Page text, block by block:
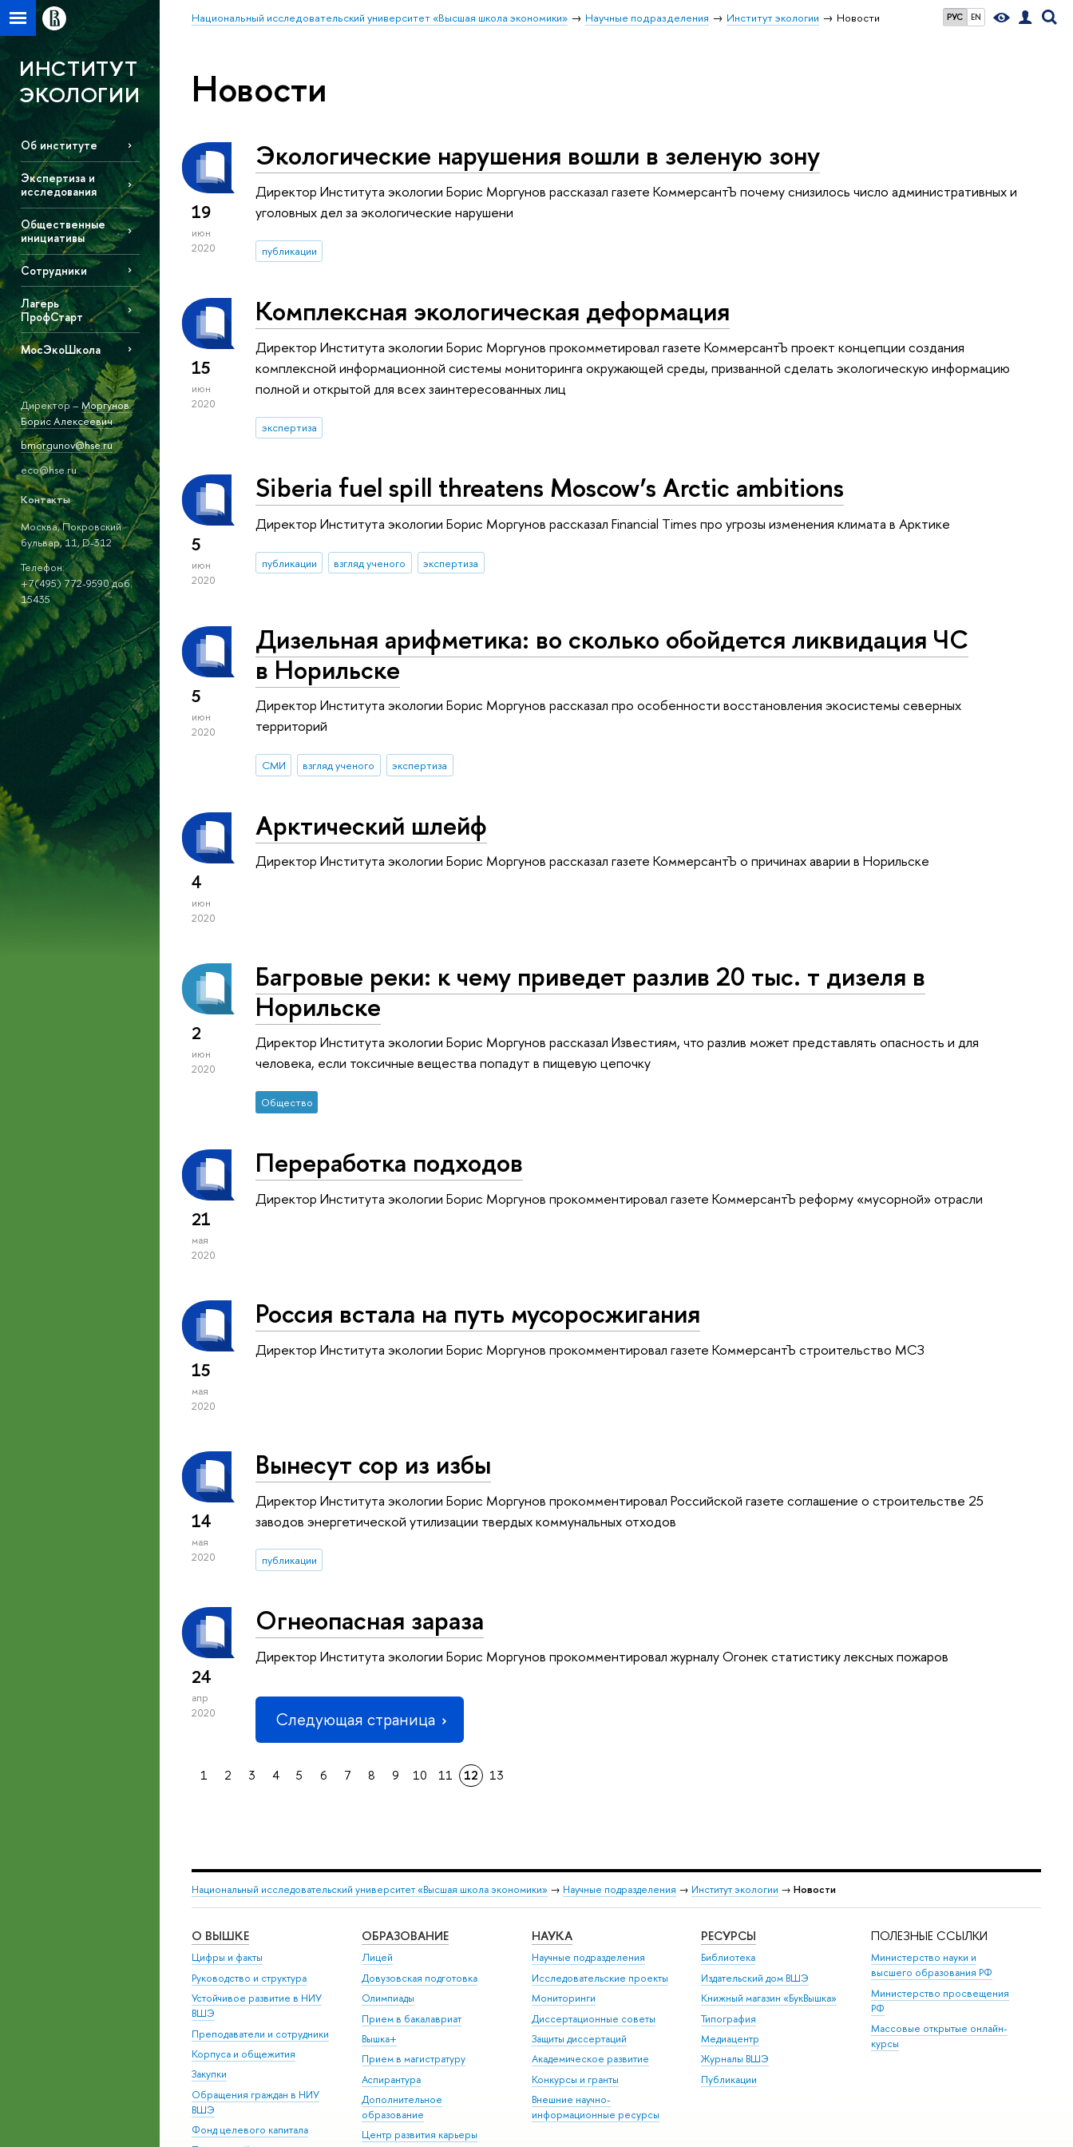
РУС EN
Национальный исследовательский университет «Высшая школа экономики» Научные подразделения Институт экологии Новости
ИНСТИТУТ
ЭКОЛОГИИ
Об институте
Экспертиза и
исследования
Общественные
инициативы
Сотрудники
Лагерь
ПрофСтарт
МосЭкоШкола
Директор – Моргунов
Борис Алексеевич
bmorgunov@hse.ru
eco@hse.ru
Контакты
Москва, Покровский
бульвар, 11, D-312
Телефон:
+7(495) 772-9590 доб.
15435
Новости
19
июн
2020
Экологические нарушения вошли в зеленую зону
Директор Института экологии Борис Моргунов рассказал газете КоммерсантЪ почему снизилось число административных и
уголовных дел за экологические нарушени
публикации
15
июн
2020
Комплексная экологическая деформация
Директор Института экологии Борис Моргунов прокомметировал газете КоммерсантЪ проект концепции создания
комплексной информационной системы мониторинга окружающей среды, призванной сделать экологическую информацию
полной и открытой для всех заинтересованных лиц
экспертиза
5
июн
2020
Siberia fuel spill threatens Moscow’s Arctic ambitions
Директор Института экологии Борис Моргунов рассказал Financial Times про угрозы изменения климата в Арктике
публикации взгляд ученого экспертиза
5
июн
2020
Дизельная арифметика: во сколько обойдется ликвидация ЧС
в Норильске
Директор Института экологии Борис Моргунов рассказал про особенности восстановления экосистемы северных
территорий
СМИ взгляд ученого экспертиза
4
июн
2020
Арктический шлейф
Директор Института экологии Борис Моргунов рассказал газете КоммерсантЪ о причинах аварии в Норильске
2
июн
2020
Багровые реки: к чему приведет разлив 20 тыс. т дизеля в
Норильске
Директор Института экологии Борис Моргунов рассказал Известиям, что разлив может представлять опасность и для
человека, если токсичные вещества попадут в пищевую цепочку
Общество
21
мая
2020
Переработка подходов
Директор Института экологии Борис Моргунов прокомментировал газете КоммерсантЪ реформу «мусорной» отрасли
15
мая
2020
Россия встала на путь мусоросжигания
Директор Института экологии Борис Моргунов прокомментировал газете КоммерсантЪ строительство МСЗ
14
мая
2020
Вынесут сор из избы
Директор Института экологии Борис Моргунов прокомментировал Российской газете соглашение о строительстве 25
заводов энергетической утилизации твердых коммунальных отходов
публикации
24
апр
2020
Огнеопасная зараза
Директор Института экологии Борис Моргунов прокомментировал журналу Огонек статистику лексных пожаров
Следующая страница
1 2 3 4 5 6 7 8 9 10 11 12 13
Национальный исследовательский университет «Высшая школа экономики» → Научные подразделения → Институт экологии → Новости
О ВЫШКЕ
Цифры и факты
Руководство и структура
Устойчивое развитие в НИУ
ВШЭ
Преподаватели и сотрудники
Корпуса и общежития
Закупки
Обращения граждан в НИУ
ВШЭ
Фонд целевого капитала
ОБРАЗОВАНИЕ
Лицей
Довузовская подготовка
Олимпиады
Прием в бакалавриат
Вышка+
Прием в магистратуру
Аспирантура
Дополнительное
образование
Центр развития карьеры
НАУКА
Научные подразделения
Исследовательские проекты
Мониторинги
Диссертационные советы
Защиты диссертаций
Академическое развитие
Конкурсы и гранты
Внешние научно-
информационные ресурсы
РЕСУРСЫ
Библиотека
Издательский дом ВШЭ
Книжный магазин «БукВышка»
Типография
Медиацентр
Журналы ВШЭ
Публикации
ПОЛЕЗНЫЕ ССЫЛКИ
Министерство науки и
высшего образования РФ
Министерство просвещения
РФ
Массовые открытые онлайн-
курсы